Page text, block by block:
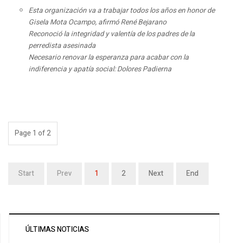
Esta organización va a trabajar todos los años en honor de
Gisela Mota Ocampo, afirmó René Bejarano
Reconoció la integridad y valentía de los padres de la
perredista asesinada
Necesario renovar la esperanza para acabar con la
indiferencia y apatía social: Dolores Padierna
Page 1 of 2
Start Prev 1 2 Next End
ÚLTIMAS NOTICIAS